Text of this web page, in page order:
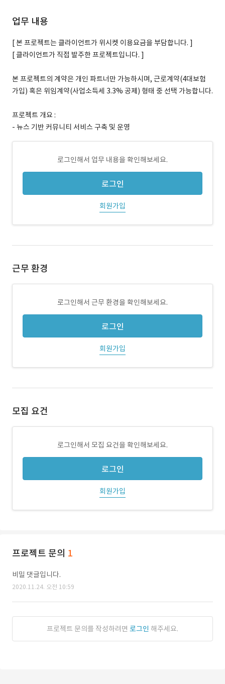
업무 내용
[ 본 프로젝트는 클라이언트가 위시켓 이용요금을 부담합니다. ]
[ 클라이언트가 직접 발주한 프로젝트입니다. ]
본 프로젝트의 계약은 개인 파트너만 가능하시며, 근로계약(4대보험
가입) 혹은 위임계약(사업소득세 3.3% 공제) 형태 중 선택 가능합니다.
프로젝트 개요 :
- 뉴스 기반 커뮤니티 서비스 구축 및 운영
로그인해서 업무 내용을 확인해보세요.
로그인
회원가입
근무 환경
로그인해서 근무 환경을 확인해보세요.
로그인
회원가입
모집 요건
로그인해서 모집 요건을 확인해보세요.
로그인
회원가입
프로젝트 문의 1
비밀 댓글입니다.
2020.11.24. 오전 10:59
프로젝트 문의를 작성하려면 로그인 해주세요.